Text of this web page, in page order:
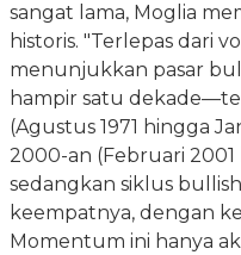
sangat lama, Moglia
historis. "Terlepas dari
menunjukkan pasar
hampir satu
(Agustus 1971 hingga
2000-an (Februari 2001
sedangkan siklus
keempatnya, dengan
Momentum ini hanya